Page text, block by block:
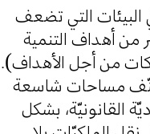
البيئات التي تضعف
من أهداف التنمية
من أجل الأهداف).
صنّف مساحات شاسعة
القانونيّة، بشكل